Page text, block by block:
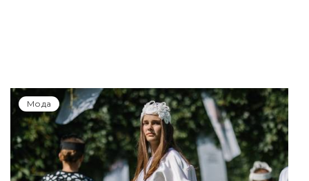
Мода